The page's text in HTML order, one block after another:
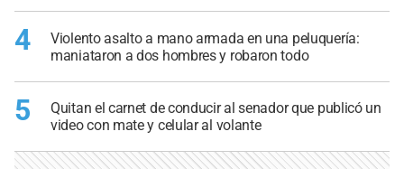
4
Violento asalto a mano armada en una peluquería:
maniataron a dos hombres y robaron todo
5
Quitan el carnet de conducir al senador que publicó un
video con mate y celular al volante